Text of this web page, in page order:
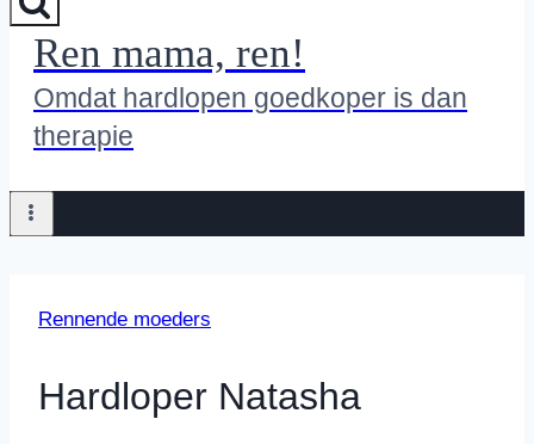
Ren mama, ren!
Omdat hardlopen goedkoper is dan
therapie
Rennende moeders
Hardloper Natasha